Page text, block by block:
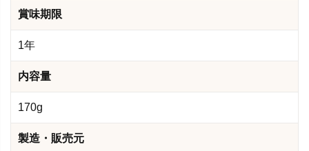
賞味期限
1年
内容量
170g
製造・販売元